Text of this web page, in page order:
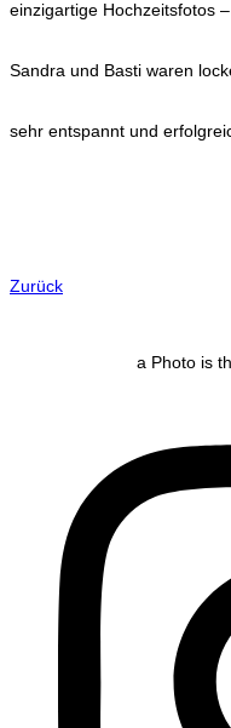
einzigartige Hochzeitsfotos
Sandra und Basti waren
sehr entspannt und
Zurück
a Photo is